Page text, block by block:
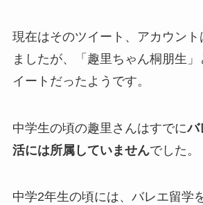
現在はそのツイート、アカウン
ましたが、「趣里ちゃん桐朋生
イートだったようです。
中学生の頃の趣里さんはすでにバ
活には所属していませんでした。
中学2年生の頃には、バレエ留学